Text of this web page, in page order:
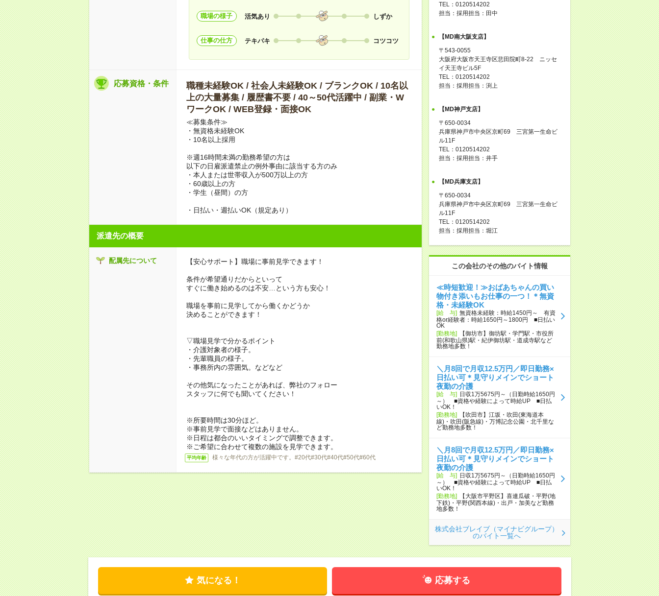
職場の様子 活気あり しずか
仕事の仕方 テキパキ コツコツ
応募資格・条件
職種未経験OK / 社会人未経験OK / ブランクOK / 10名以
上の大量募集 / 履歴書不要 / 40～50代活躍中 / 副業・W
ワークOK / WEB登録・面接OK
≪募集条件≫
・無資格未経験OK
・10名以上採用
※週16時間未満の勤務希望の方は
以下の日雇派遣禁止の例外事由に該当する方のみ
・本人または世帯収入が500万以上の方
・60歳以上の方
・学生（昼間）の方
・日払い・週払いOK（規定あり）
派遣先の概要
配属先について 【安心サポート】職場に事前見学できます！
条件が希望通りだからといって
すぐに働き始めるのは不安…という方も安心！
職場を事前に見学してから働くかどうか
決めることができます！
▽職場見学で分かるポイント
・介護対象者の様子。
・先輩職員の様子。
・事務所内の雰囲気。などなど
その他気になったことがあれば、弊社のフォロー
スタッフに何でも聞いてください！
※所要時間は30分ほど。
※事前見学で面接などはありません。
※日程は都合のいいタイミングで調整できます。
※ご希望に合わせて複数の施設を見学できます。
平均年齢 様々な年代の方が活躍中です。#20代#30代#40代#50代#60代
TEL：0120514202
担当：採用担当：田中
【MD南大阪支店】
〒543-0055
大阪府大阪市天王寺区悲田院町8-22 ニッセ
イ天王寺ビル5F
TEL：0120514202
担当：採用担当：渕上
【MD神戸支店】
〒650-0034
兵庫県神戸市中央区京町69 三宮第一生命ビ
ル11F
TEL：0120514202
担当：採用担当：井手
【MD兵庫支店】
〒650-0034
兵庫県神戸市中央区京町69 三宮第一生命ビ
ル11F
TEL：0120514202
担当：採用担当：堀江
この会社のその他のバイト情報
≪時短歓迎！≫おばあちゃんの買い
物付き添いもお仕事の一つ！＊無資
格・未経験OK
[給 与] 無資格未経験：時給1450円～ 有資
格or経験者：時給1650円～1800円 ■日払い
OK
[勤務地]
【御坊市】御坊駅・学門駅・市役所
前(和歌山県)駅・紀伊御坊駅・道成寺駅など
勤務地多数！
＼月8回で月収12.5万円／即日勤務×
日払い可＊見守りメインでショート
夜勤の介護
[給 与] 日収1万5675円～（日勤時給1650円
～） ■資格や経験によって時給UP ■日払
いOK！
[勤務地]
【吹田市】江坂・吹田(東海道本
線)・吹田(阪急線)・万博記念公園・北千里な
ど勤務地多数！
＼月8回で月収12.5万円／即日勤務×
日払い可＊見守りメインでショート
夜勤の介護
[給 与] 日収1万5675円～（日勤時給1650円
～） ■資格や経験によって時給UP ■日払
いOK！
[勤務地]
【大阪市平野区】喜連瓜破・平野(地
下鉄)・平野(関西本線)・出戸・加美など勤務
地多数！
株式会社ブレイブ（マイナビグループ）
のバイト一覧へ
気になる！ 応募する